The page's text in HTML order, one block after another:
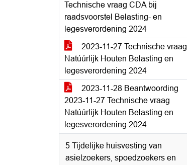
Technische vraag CDA bij
raadsvoorstel Belasting- en
legesverordening 2024
2023-11-27 Technische vraag
Natúúrlijk Houten Belasting en
legesverordening 2024
2023-11-28 Beantwoording
2023-11-27 Technische vraag
Natúúrlijk Houten Belasting en
legesverordening 2024
5 Tijdelijke huisvesting van
asielzoekers, spoedzoekers en